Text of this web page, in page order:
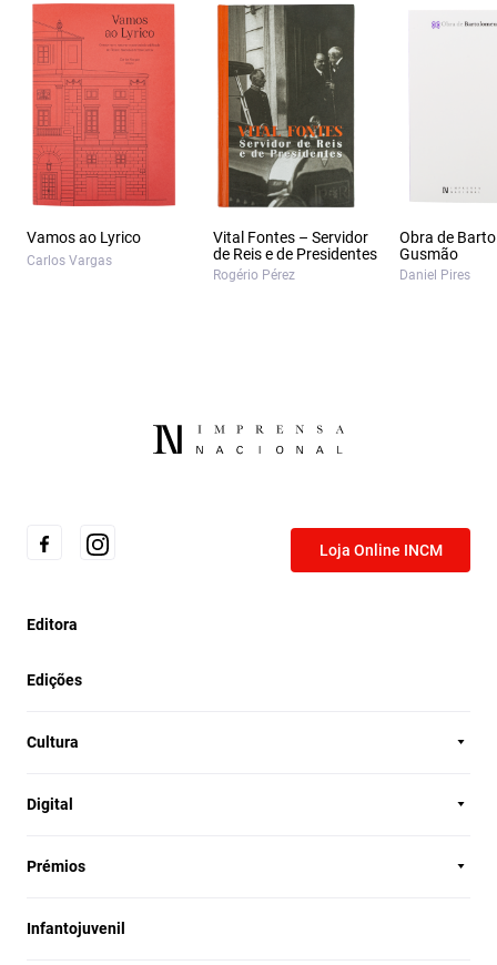
Vamos ao Lyrico
Carlos Vargas
Vital Fontes – Servidor
de Reis e de Presidentes
Rogério Pérez
Obra de
Gusmão
Daniel Pires
Loja Online INCM
Editora
Edições
Cultura
Digital
Prémios
Infantojuvenil